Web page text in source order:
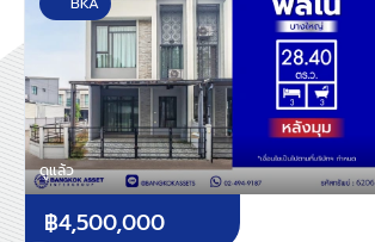
ดูแล้ว
฿4,500,000